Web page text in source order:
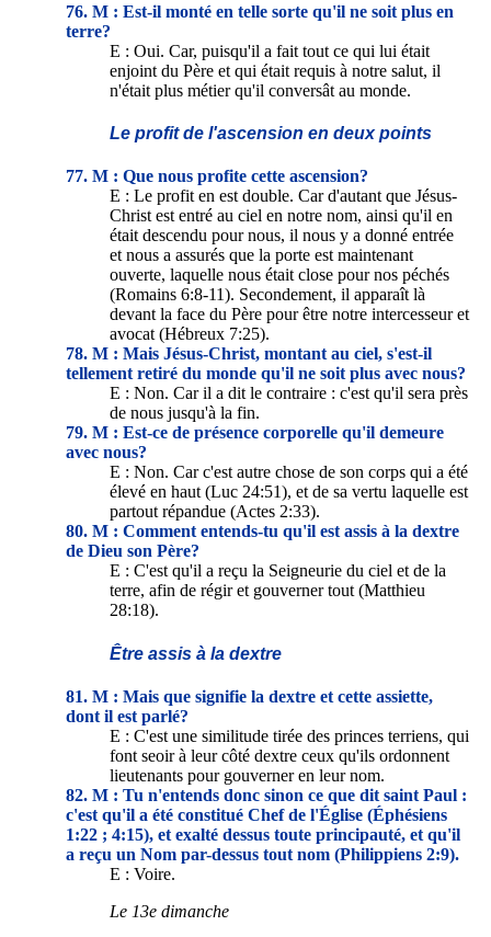
76. M : Est-il monté en telle sorte qu'il ne soit plus en
terre?
E : Oui. Car, puisqu'il a fait tout ce qui lui était
enjoint du Père et qui était requis à notre salut, il
n'était plus métier qu'il conversât au monde.
Le profit de l'ascension en deux points
77. M : Que nous profite cette ascension?
E : Le profit en est double. Car d'autant que Jésus-
Christ est entré au ciel en notre nom, ainsi qu'il en
était descendu pour nous, il nous y a donné entrée
et nous a assurés que la porte est maintenant
ouverte, laquelle nous était close pour nos péchés
(Romains 6:8-11). Secondement, il apparaît là
devant la face du Père pour être notre intercesseur et
avocat (Hébreux 7:25).
78. M : Mais Jésus-Christ, montant au ciel, s'est-il
tellement retiré du monde qu'il ne soit plus avec nous?
E : Non. Car il a dit le contraire : c'est qu'il sera près
de nous jusqu'à la fin.
79. M : Est-ce de présence corporelle qu'il demeure
avec nous?
E : Non. Car c'est autre chose de son corps qui a été
élevé en haut (Luc 24:51), et de sa vertu laquelle est
partout répandue (Actes 2:33).
80. M : Comment entends-tu qu'il est assis à la dextre
de Dieu son Père?
E : C'est qu'il a reçu la Seigneurie du ciel et de la
terre, afin de régir et gouverner tout (Matthieu
28:18).
Être assis à la dextre
81. M : Mais que signifie la dextre et cette assiette,
dont il est parlé?
E : C'est une similitude tirée des princes terriens, qui
font seoir à leur côté dextre ceux qu'ils ordonnent
lieutenants pour gouverner en leur nom.
82. M : Tu n'entends donc sinon ce que dit saint Paul :
c'est qu'il a été constitué Chef de l'Église (Éphésiens
1:22 ; 4:15), et exalté dessus toute principauté, et qu'il
a reçu un Nom par-dessus tout nom (Philippiens 2:9).
E : Voire.
Le 13e dimanche